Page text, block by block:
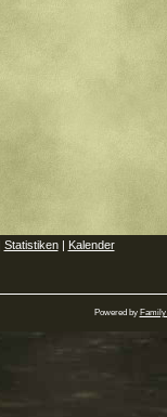
Statistiken| Kalender
Powered by Family